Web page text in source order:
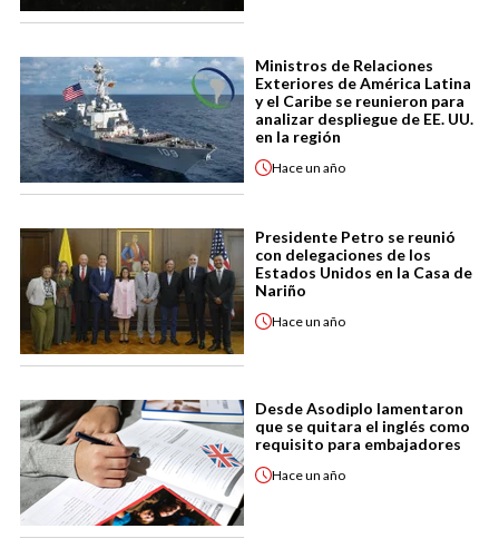
Ministros de Relaciones
Exteriores de América Latina
y el Caribe se reunieron para
analizar despliegue de EE. UU.
en la región
Haceun año
Presidente Petro se reunió
con delegaciones de los
Estados Unidos en la Casa de
Nariño
Haceun año
Desde Asodiplo lamentaron
que se quitara el inglés como
requisito para embajadores
Haceun año